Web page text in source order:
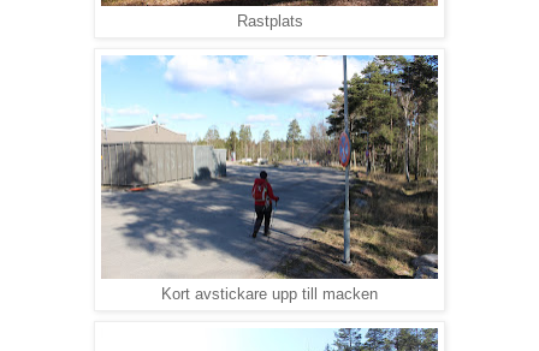
Rastplats
Kort avstickare upp till macken